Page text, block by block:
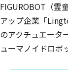
FIGUROBOT（霊
アップ企業「
のアクチュエータ
ューマノイドロボ